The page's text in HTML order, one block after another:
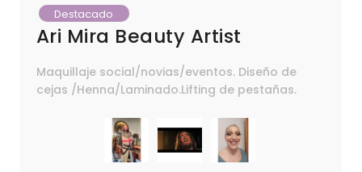
Destacado
Ari Mira Beauty Artist
Maquillaje social/novias/eventos. Diseño de
cejas /Henna/Laminado.Lifting de pestañas.